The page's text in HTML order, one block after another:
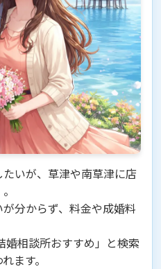
たいが、草津や南草津に店
が分からず、料金や成婚料
婚相談所おすすめ」と検索
ます。